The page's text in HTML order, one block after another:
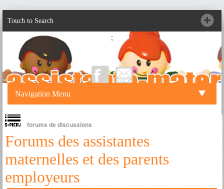
Touch to Search
;
Navigation Menu
forums de discussions
Forums des assistantes
maternelles et des parents
employeurs